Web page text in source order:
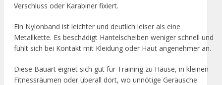
Verschluss oder Karabiner fixiert.
Ein Nylonband ist leichter und deutlich leiser als eine
Metallkette. Es beschädigt Hantelscheiben weniger schnell und
fühlt sich bei Kontakt mit Kleidung oder Haut angenehmer an.
Diese Bauart eignet sich gut für Training zu Hause, in kleinen
Fitnessräumen oder überall dort, wo unnötige Geräusche